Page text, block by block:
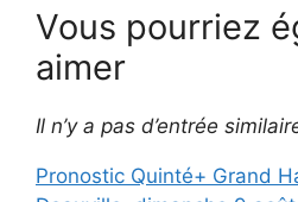
Vous pourriez
aimer
Il n’y a pas d’entrée
Pronostic Quinté+ Grand